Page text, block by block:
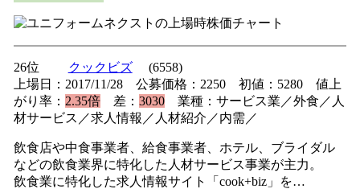
26位 クックビズ
(6558)
上場日：2017/11/28 公募価格：2250 初値：5280 値上
がり率： 2.35倍差： 3030業種：サービス業／外食／人
材サービス／求人情報／人材紹介／内需／
飲食店や中食事業者、給食事業者、ホテル、ブライダル
などの飲食業界に特化した人材サービス事業が主力。
飲食業に特化した求人情報サイト「cook+biz」を…